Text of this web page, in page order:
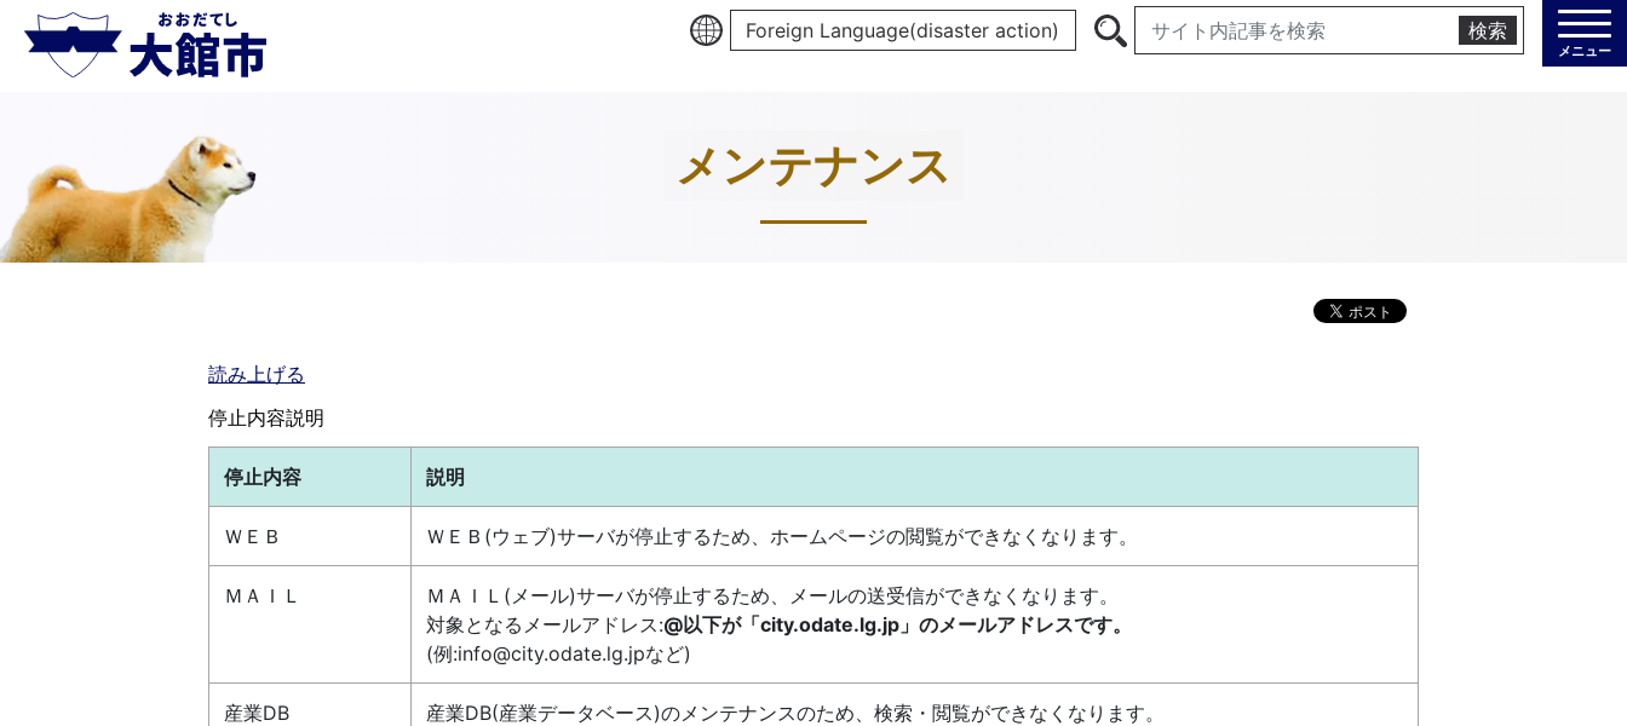
Foreign Language(disaster action) 検索
メニュー
メンテナンス
読み上げる
停止内容説明
停止内容 説明
ＷＥＢ ＷＥＢ(ウェブ)サーバが停止するため、ホームページの閲覧ができなくなります。
ＭＡＩＬ
ＭＡＩＬ(メール)サーバが停止するため、メールの送受信ができなくなります。
対象となるメールアドレス:@以下が「city.odate.lg.jp」のメールアドレスです。
(例:info@city.odate.lg.jpなど)
産業DB 産業DB(産業データベース)のメンテナンスのため、検索・閲覧ができなくなります。